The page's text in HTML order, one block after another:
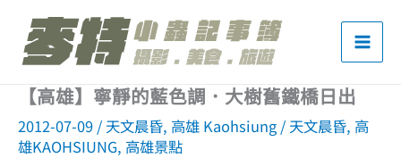
【高雄】寧靜的藍色調．大樹舊鐵橋日出
2012-07-09 / 天文晨昏, 高雄 Kaohsiung / 天文晨昏, 高
雄KAOHSIUNG, 高雄景點